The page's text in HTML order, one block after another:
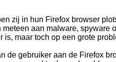
zij in hun Firefox browser
aan malware, spyware
maar toch op een grote
de gebruiker aan de Firefox